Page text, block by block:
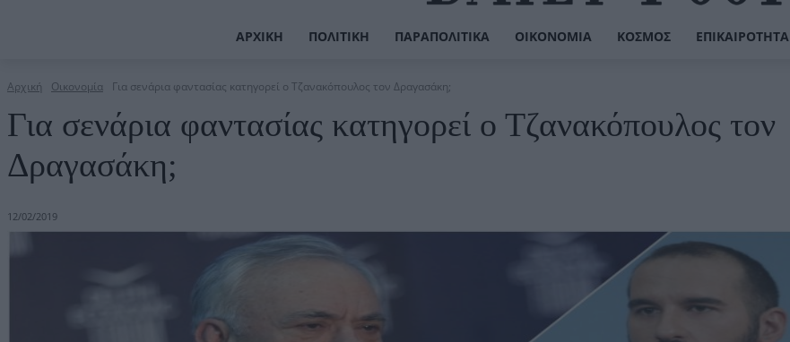
ΑΡΧΙΚΉ ΠΟΛΙΤΙΚΉ ΠΑΡΑΠΟΛΙΤΙΚΆ ΟΙΚΟΝΟΜΊΑ ΚΌΣΜΟΣ ΕΠΙΚΑΙΡΌΤΗΤΑ
Αρχική Οικονομία Για σενάρια φαντασίας κατηγορεί ο Τζανακόπουλος τον Δραγασάκη;
Για σενάρια φαντασίας κατηγορεί ο Τζανακόπουλος τον
Δραγασάκη;
12/02/2019